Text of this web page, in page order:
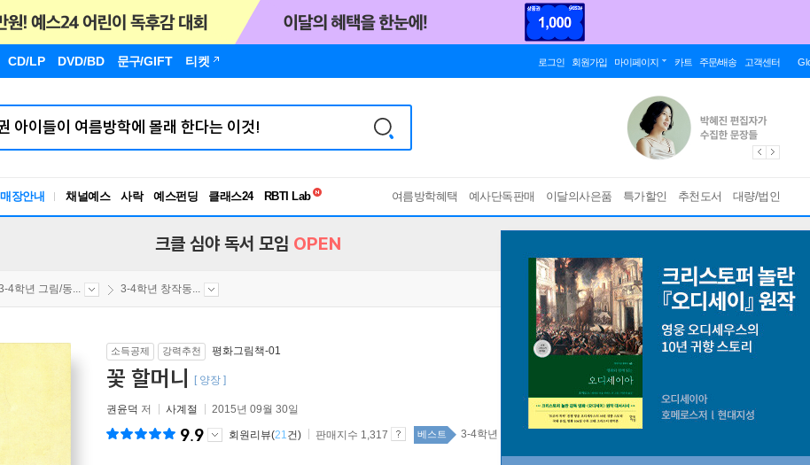
CD/LP DVD/BD 문구/GIFT 티켓 로그인 회원가입 마이페이지 카트 주문/배송 고객센터
매장안내 채널예스 사락 예스펀딩 클래스24
RBTI Lab
독서유형검사
여름방학혜택 예사단독판매 이달의사은품 특가할인 추천도서 대량/법인
크클 심야 독서 모임 OPEN
4학년 그림/동... 3-4학년 창작동...
소득공제 강력추천 평화그림책-01
꽃 할머니 [ 양장 ]
권윤덕 저 사계절 2015년 09월 30일
9.9 회원리뷰(21건) 판매지수 1,317 베스트 3-4학년 top100 1주